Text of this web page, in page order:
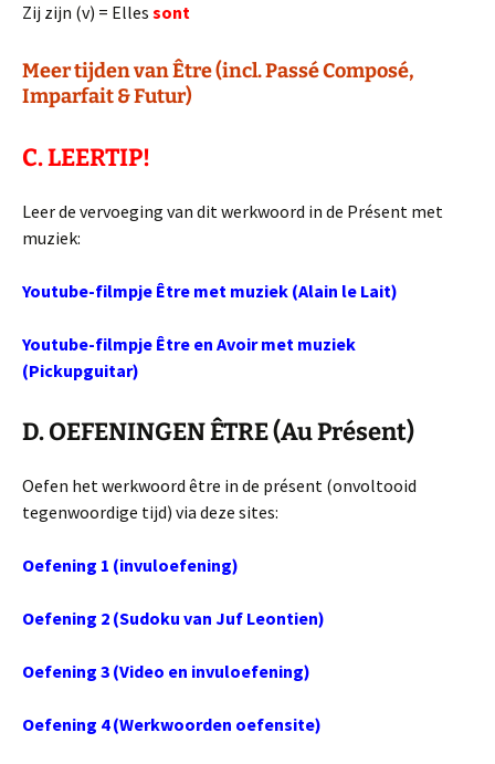
Zij zijn (v) = Elles sont
Meer tijden van Être (incl. Passé Composé,
Imparfait & Futur)
C. LEERTIP!
Leer de vervoeging van dit werkwoord in de Présent met
muziek:
Youtube-filmpje Être met muziek (Alain le Lait)
Youtube-filmpje Être en Avoir met muziek
(Pickupguitar)
D. OEFENINGEN ÊTRE (Au Présent)
Oefen het werkwoord être in de présent (onvoltooid
tegenwoordige tijd) via deze sites:
Oefening 1 (invuloefening)
Oefening 2 (Sudoku van Juf Leontien)
Oefening 3 (Video en invuloefening)
Oefening 4 (Werkwoorden oefensite)